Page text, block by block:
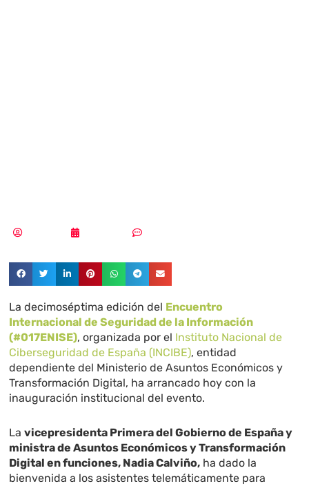
La decimoséptima edición del Encuentro
Internacional de Seguridad de la Información
(#017ENISE), organizada por el Instituto Nacional de
Ciberseguridad de España (INCIBE), entidad
dependiente del Ministerio de Asuntos Económicos y
Transformación Digital, ha arrancado hoy con la
inauguración institucional del evento.
Lavicepresidenta Primera del Gobierno de España y
ministra de Asuntos Económicos y Transformación
Digital en funciones, Nadia Calviño, ha dado la
bienvenida a los asistentes telemáticamente para